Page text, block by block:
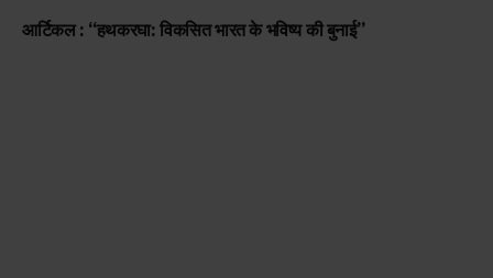
आर्टिकल : “हथकरघा: विकसित भारत के भविष्य की बुनाई”